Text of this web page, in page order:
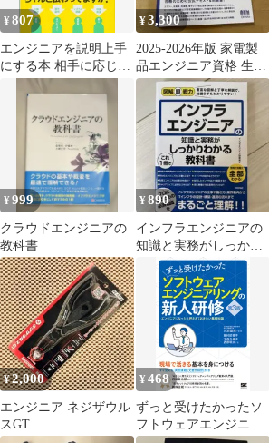
¥807
エンジニアを説明上手
にする本 相手に応じた
技術情報や知識の伝え
¥3,300
2025-2026年版 家電製
品エンジニア資格 生活
家電 : 基礎と製品技術
¥999
クラウドエンジニアの
教科書
¥890
インフラエンジニアの
知識と実務がしっかり
わかる教科書
¥2,000
エンジニア ネジザウル
スGT
¥468
ずっと受けたかったソ
フトウェアエンジニア